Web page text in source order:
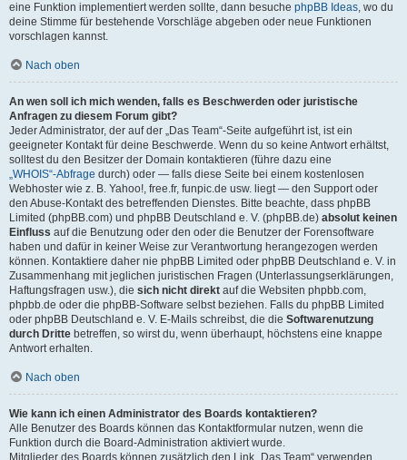
eine Funktion implementiert werden sollte, dann besuche phpBB Ideas, wo du
deine Stimme für bestehende Vorschläge abgeben oder neue Funktionen
vorschlagen kannst.
Nach oben
An wen soll ich mich wenden, falls es Beschwerden oder juristische
Anfragen zu diesem Forum gibt?
Jeder Administrator, der auf der „Das Team“-Seite aufgeführt ist, ist ein
geeigneter Kontakt für deine Beschwerde. Wenn du so keine Antwort erhältst,
solltest du den Besitzer der Domain kontaktieren (führe dazu eine
„WHOIS“-Abfrage durch) oder — falls diese Seite bei einem kostenlosen
Webhoster wie z. B. Yahoo!, free.fr, funpic.de usw. liegt — den Support oder
den Abuse-Kontakt des betreffenden Dienstes. Bitte beachte, dass phpBB
Limited (phpBB.com) und phpBB Deutschland e. V. (phpBB.de) absolut keinen
Einfluss auf die Benutzung oder den oder die Benutzer der Forensoftware
haben und dafür in keiner Weise zur Verantwortung herangezogen werden
können. Kontaktiere daher nie phpBB Limited oder phpBB Deutschland e. V. in
Zusammenhang mit jeglichen juristischen Fragen (Unterlassungserklärungen,
Haftungsfragen usw.), die sich nicht direkt auf die Websiten phpbb.com,
phpbb.de oder die phpBB-Software selbst beziehen. Falls du phpBB Limited
oder phpBB Deutschland e. V. E-Mails schreibst, die die Softwarenutzung
durch Dritte betreffen, so wirst du, wenn überhaupt, höchstens eine knappe
Antwort erhalten.
Nach oben
Wie kann ich einen Administrator des Boards kontaktieren?
Alle Benutzer des Boards können das Kontaktformular nutzen, wenn die
Funktion durch die Board-Administration aktiviert wurde.
Mitglieder des Boards können zusätzlich den Link „Das Team“ verwenden.